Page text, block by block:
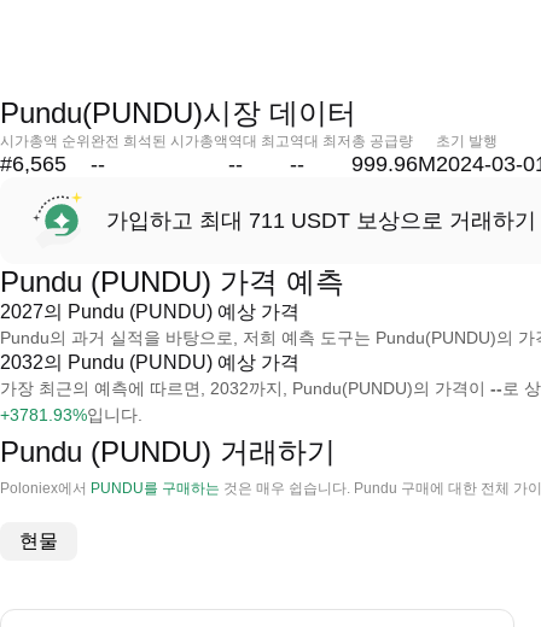
Pundu(PUNDU)시장 데이터
시가총액 순위
#6,565
완전 희석된 시가총액
--
역대 최고
--
역대 최저
--
총 공급량
999.96M
초기 발행
2024-03-
가입하고 최대 711 USDT 보상으로 거래하기
Pundu (PUNDU) 가격 예측
2027의 Pundu (PUNDU) 예상 가격
Pundu의 과거 실적을 바탕으로, 저희 예측 도구는 Pundu(PUNDU)의
2032의 Pundu (PUNDU) 예상 가격
가장 최근의 예측에 따르면, 2032까지, Pundu(PUNDU)의 가격이 --로
+3781.93%입니다.
Pundu (PUNDU) 거래하기
Poloniex에서 PUNDU를 구매하는 것은 매우 쉽습니다. Pundu 구매에 대한 전체 가
현물